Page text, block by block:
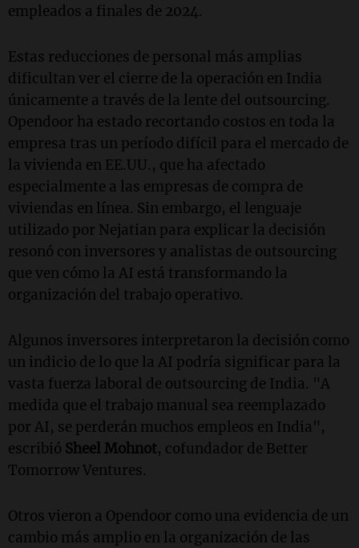
empleados a finales de 2024.
Estas reducciones de personal más amplias
dificultan ver el cierre de la operación en India
únicamente a través de la lente del outsourcing.
Opendoor ha estado recortando costos en toda la
empresa tras un período difícil para el mercado de
la vivienda en EE.UU., que ha afectado
especialmente a las empresas de compra de
viviendas en línea. Sin embargo, el lenguaje
utilizado por Nejatian para explicar la decisión
resonó con inversores y analistas de outsourcing
que ven cómo la AI está transformando la
organización del trabajo operativo.
Algunos inversores interpretaron la decisión como
un indicio de lo que la AI podría significar para la
vasta fuerza laboral de outsourcing de India. "A
medida que el trabajo manual sea reemplazado
por AI, se perderán muchos empleos en India",
escribió Sheel Mohnot, cofundador de Better
Tomorrow Ventures.
Otros vieron a Opendoor como una evidencia de un
cambio más amplio en la organización de las